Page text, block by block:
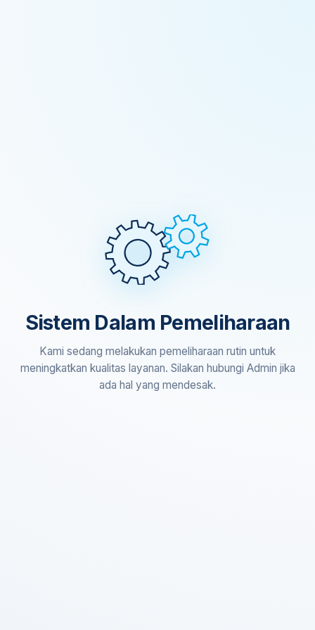
Sistem Dalam Pemeliharaan
Kami sedang melakukan pemeliharaan rutin untuk
meningkatkan kualitas layanan. Silakan hubungi Admin jika
ada hal yang mendesak.